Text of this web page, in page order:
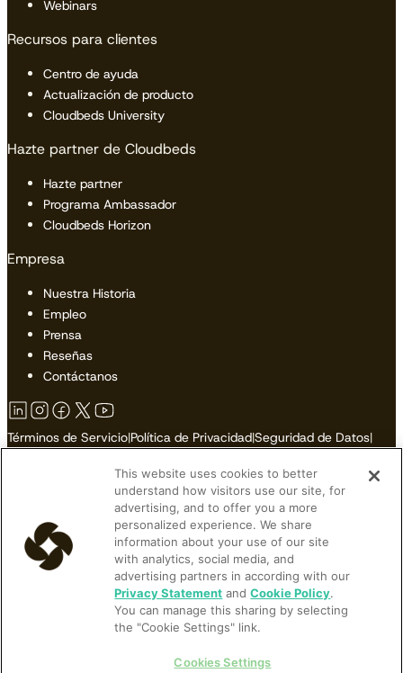
Webinars
Recursos para clientes
Centro de ayuda
Actualización de producto
Cloudbeds University
Hazte partner de Cloudbeds
Hazte partner
Programa Ambassador
Cloudbeds Horizon
Empresa
Nuestra Historia
Empleo
Prensa
Reseñas
Contáctanos
Términos de Servicio|Política de Privacidad|Seguridad de Datos|
No Vender o Compartir Mi Información Personal
© 2026 Cloudbeds. Todos los Derechos Reservados.
Cloudbeds is an independent hospitality software developer.
Cloudbeds partners with many brands, but makes no claims upon
their trademarks. All trademarks contained herein belong to their
respective owners and registrations.
This website uses cookies to better
understand how visitors use our site, for
advertising, and to offer you a more
personalized experience. We share
information about your use of our site
with analytics, social media, and
advertising partners in according with our
Privacy Statement andCookie Policy.
You can manage this sharing by selecting
the "Cookie Settings" link.
Cookies Settings